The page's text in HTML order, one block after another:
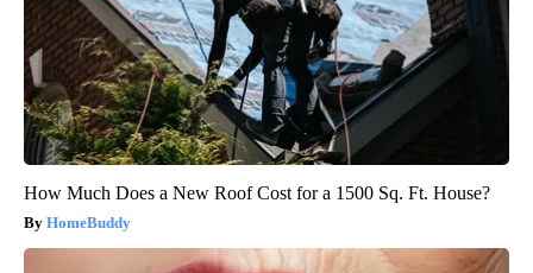
How Much Does a New Roof Cost for a 1500 Sq. Ft. House?
HomeBuddy